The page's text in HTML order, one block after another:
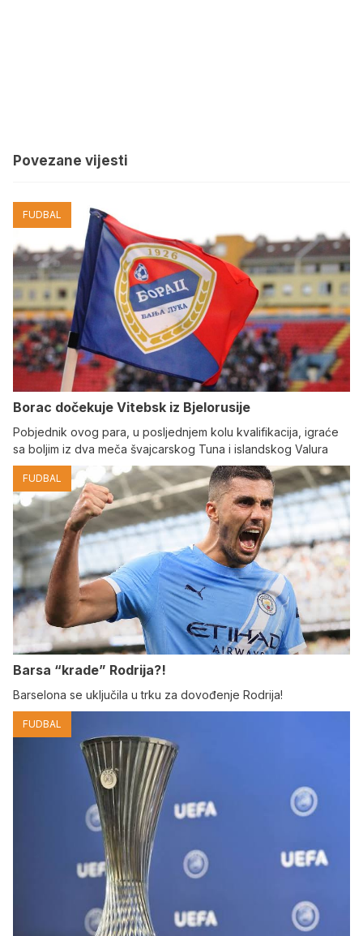
Povezane vijesti
FUDBAL
Borac dočekuje Vitebsk iz Bjelorusije
Pobjednik ovog para, u posljednjem kolu kvalifikacija, igraće
sa boljim iz dva meča švajcarskog Tuna i islandskog Valura
FUDBAL
Barsa “krade” Rodrija?!
Barselona se uključila u trku za dovođenje Rodrija!
FUDBAL